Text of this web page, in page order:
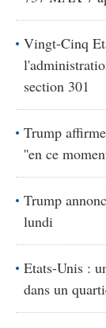
Vingt-Cinq
section 301
Trump
''en ce
Trump
lundi
Etats-Unis :
dans un